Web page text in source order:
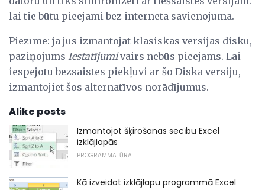
lai tie būtu pieejami bez interneta savienojuma.
Piezīme: ja jūs izmantojat klasiskās versijas disku,
paziņojums Iestatījumivairs nebūs pieejams. Lai
iespējotu bezsaistes piekļuvi ar šo Diska versiju,
izmantojiet šos alternatīvos norādījumus.
Alike posts
Izmantojot šķirošanas secību Excel
izklājlapās
PROGRAMMATŪRA
Kā izveidot izklājlapu programmā Excel